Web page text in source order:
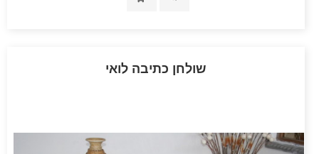
שולחן כתיבה לואי